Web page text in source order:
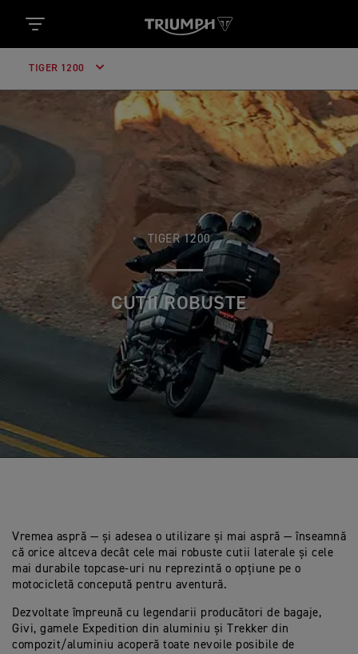
TIGER 1200
TIGER 1200
CUTII ROBUSTE
Vremea aspră — și adesea o utilizare și mai aspră — înseamnă
că orice altceva decât cele mai robuste cutii laterale și cele
mai durabile topcase-uri nu reprezintă o opțiune pe o
motocicletă concepută pentru aventură.
Dezvoltate împreună cu legendarii producători de bagaje,
Givi, gamele Expedition din aluminiu și Trekker din
compozit/aluminiu acoperă toate nevoile posibile de